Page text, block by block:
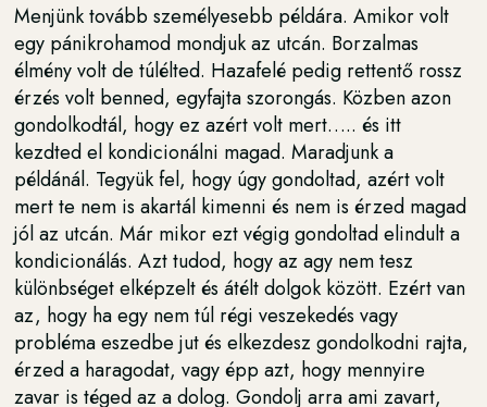
Menjünk tovább személyesebb példára. Amikor volt
egy pánikrohamod mondjuk az utcán. Borzalmas
élmény volt de túlélted. Hazafelé pedig rettentő rossz
érzés volt benned, egyfajta szorongás. Közben azon
gondolkodtál, hogy ez azért volt mert….. és itt
kezdted el kondicionálni magad. Maradjunk a
példánál. Tegyük fel, hogy úgy gondoltad, azért volt
mert te nem is akartál kimenni és nem is érzed magad
jól az utcán. Már mikor ezt végig gondoltad elindult a
kondicionálás. Azt tudod, hogy az agy nem tesz
különbséget elképzelt és átélt dolgok között. Ezért van
az, hogy ha egy nem túl régi veszekedés vagy
probléma eszedbe jut és elkezdesz gondolkodni rajta,
érzed a haragodat, vagy épp azt, hogy mennyire
zavar is téged az a dolog. Gondolj arra ami zavart,